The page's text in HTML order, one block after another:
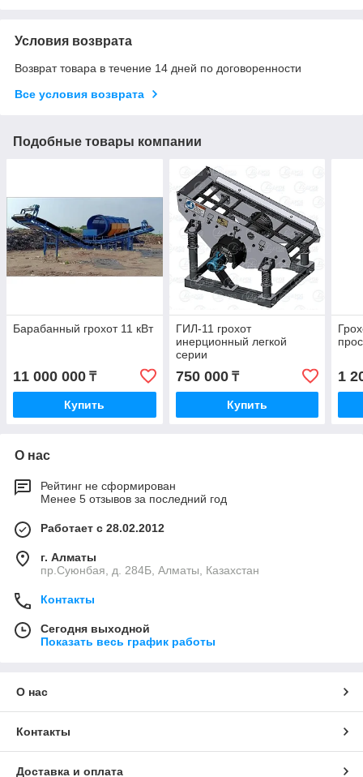
Условия возврата
Возврат товара в течение 14 дней по договоренности
Все условия возврата
Подобные товары компании
Барабанный грохот 11 кВт
11 000 000 ₸
Купить
ГИЛ-11 грохот
инерционный легкой
серии
750 000₸
Купить
1
О нас
Рейтинг не сформирован
Менее 5 отзывов за последний год
Работает с 28.02.2012
г. Алматы
пр.Суюнбая, д. 284Б, Алматы, Казахстан
Контакты
Сегодня выходной
Показать весь график работы
О нас
Контакты
Доставка и оплата